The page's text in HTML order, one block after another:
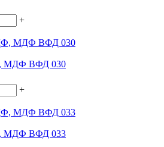
+
МДФ ВФД 030
+
МДФ ВФД 033